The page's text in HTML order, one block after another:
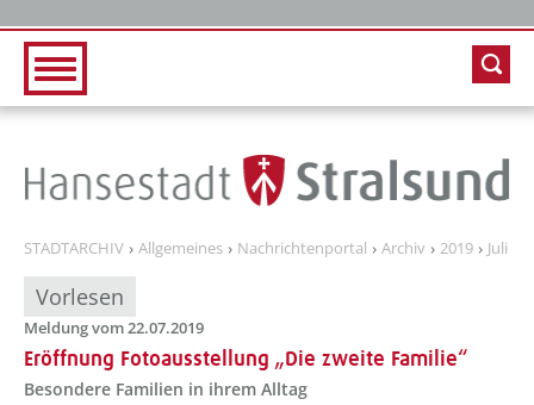
STADTARCHIV Allgemeines Nachrichtenportal Archiv 2019 Juli
Vorlesen
Meldung vom 22.07.2019
Eröffnung Fotoausstellung „Die zweite Familie“
Besondere Familien in ihrem Alltag